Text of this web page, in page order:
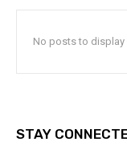
No posts to display
STAY